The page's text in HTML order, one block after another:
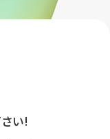
い!